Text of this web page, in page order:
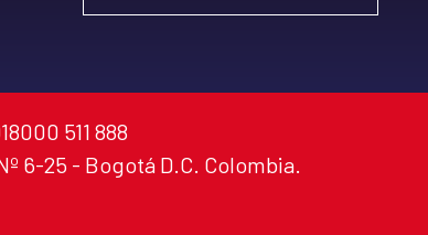
511 888
6-25 - Bogotá D.C. Colombia.